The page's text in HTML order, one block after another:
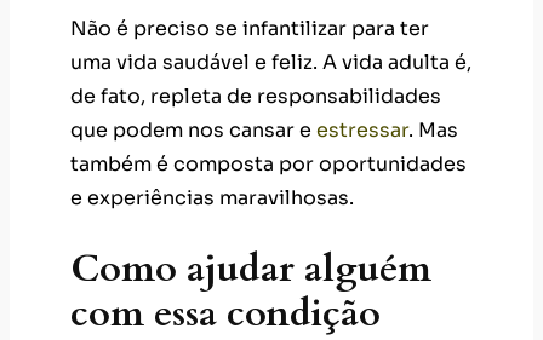
Não é preciso se infantilizar para ter
uma vida saudável e feliz. A vida adulta é,
de fato, repleta de responsabilidades
que podem nos cansar e estressar. Mas
também é composta por oportunidades
e experiências maravilhosas.
Como ajudar alguém
com essa condição